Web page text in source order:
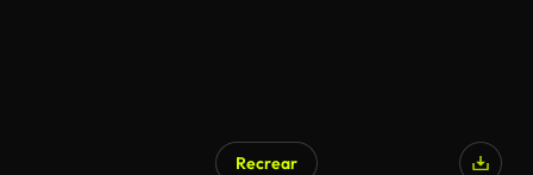
Recrear